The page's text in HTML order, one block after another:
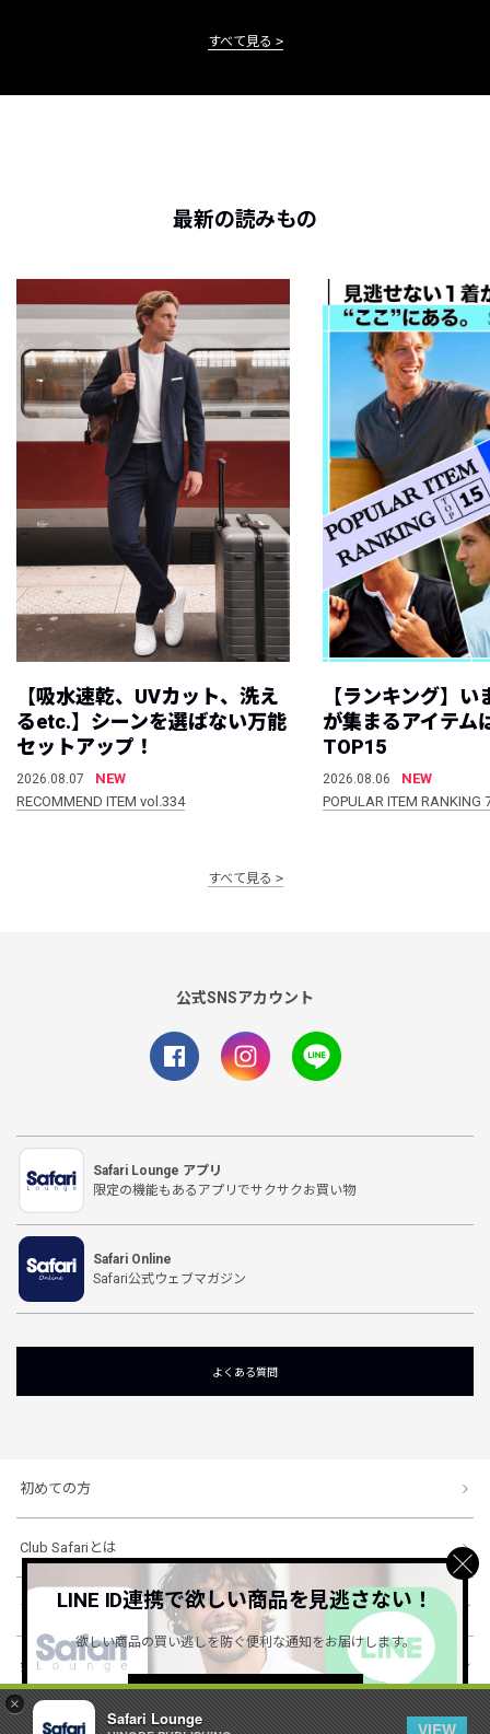
×
Safari Lounge
VIEW
すべて見る
最新の読みもの
【吸水速乾、UVカット、洗え
るetc.】シーンを選ばない万能
セットアップ！
2026.08.07
NEW
RECOMMEND ITEM vol.334
【ランキング】
が集まるアイテム
TOP15
2026.08.06
NEW
POPULAR ITEM
すべて見る
公式SNSアカウント
Safari Lounge アプリ
限定の機能もあるアプリでサクサクお買い物
Safari Online
Safari公式ウェブマガジン
よくある質問
初めての方
Club Safariとは
ショッピングガイド
会社概要・規約
LINE ID連携で欲しい商品を見逃さない！
欲しい商品の買い逃しを防ぐ便利な通知をお届けします。
詳しくはこちら ＞